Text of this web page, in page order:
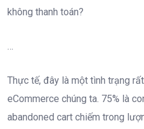
không thanh toán?
…
Thực tế, đây là một tình trạng
eCommerce chúng ta. 75% là
abandoned cart chiếm trong